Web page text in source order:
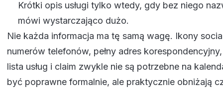
Krótki opis usługi tylko wtedy, gdy bez niego
mówi wystarczająco dużo.
Nie każda informacja ma tę samą wagę. Ikony
numerów telefonów, pełny adres korespondencyjny,
lista usług i claim zwykle nie są potrzebne na
być poprawne formalnie, ale praktycznie obniżają